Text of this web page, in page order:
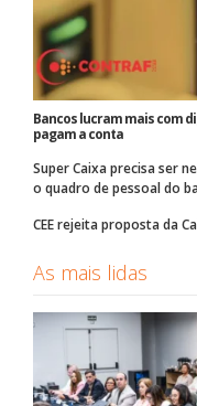
Bancos lucram mais com
pagam a conta
Super Caixa precisa ser
o quadro de pessoal do
CEE rejeita proposta da
As mais lidas